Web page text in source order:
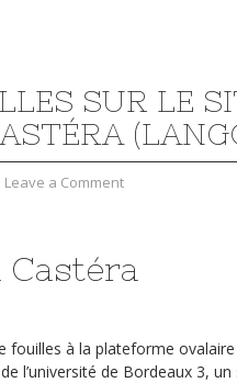
SUR LE
Leave a Comment
Castéra
fouilles à la plateforme ovalaire
l’université de Bordeaux 3,